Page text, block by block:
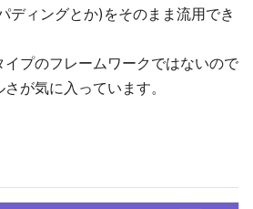
ディングとか)をそのまま流用でき
プのフレームワークではないので
が気に入っています。